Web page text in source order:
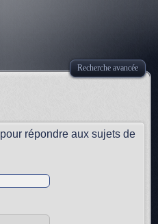
Recherche avancée
répondre aux sujets de